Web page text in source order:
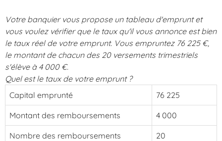
Votre banquier vous propose un tableau d'emprunt et
vous voulez vérifier que le taux qu'il vous annonce est bien
le taux réel de votre emprunt. Vous empruntez 76 225 €,
le montant de chacun des 20 versements trimestriels
s'élève à 4 000 €.
Quel est le taux de votre emprunt ?
Capital emprunté
76 225
Montant des remboursements 4 000
Nombre des remboursements 20